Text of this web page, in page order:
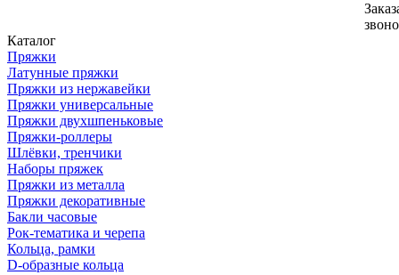
Каталог
Пряжки
Латунные пряжки
Пряжки из нержавейки
Пряжки универсальные
Пряжки двухшпеньковые
Пряжки-роллеры
Шлёвки, тренчики
Наборы пряжек
Пряжки из металла
Пряжки декоративные
Бакли часовые
Рок-тематика и черепа
Кольца, рамки
D-образные кольца